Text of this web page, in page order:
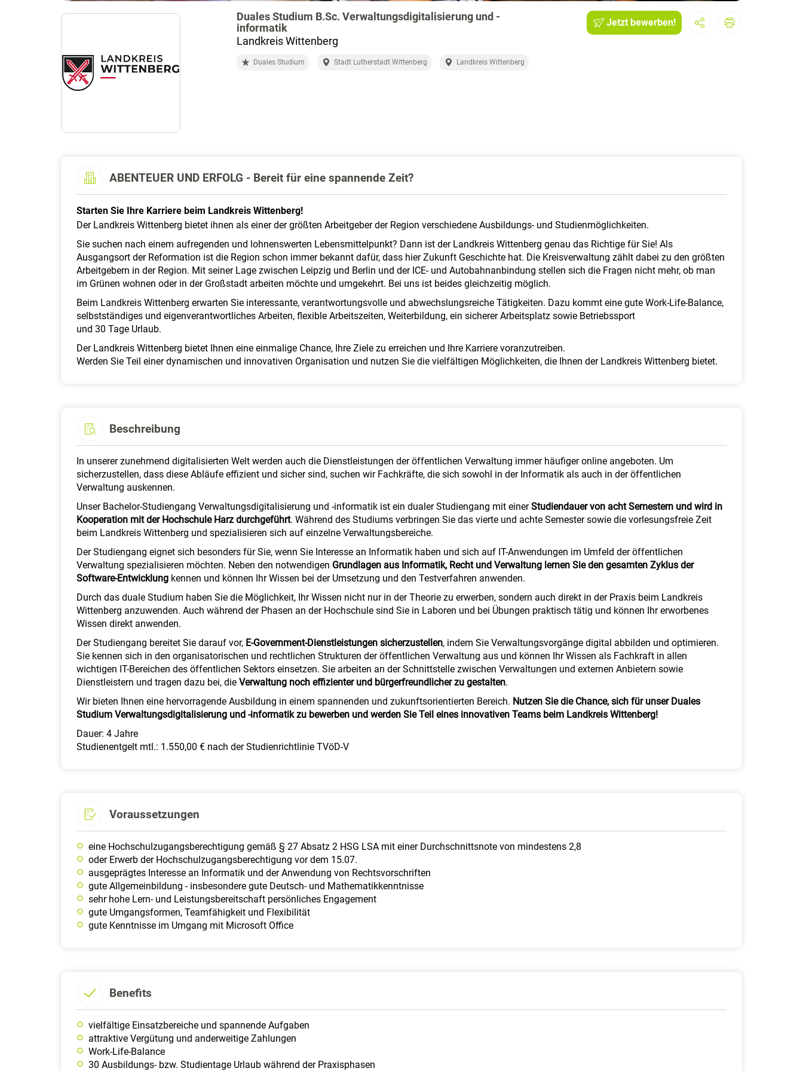
Duales Studium B.Sc. Verwaltungsdigitalisierung und -
informatik
Landkreis Wittenberg
Jetzt bewerben!
Duales Studium Stadt Lutherstadt Wittenberg Landkreis Wittenberg
ABENTEUER UND ERFOLG - Bereit für eine spannende Zeit?
Starten Sie Ihre Karriere beim Landkreis Wittenberg!
Der Landkreis Wittenberg bietet ihnen als einer der größten Arbeitgeber der Region verschiedene Ausbildungs- und Studienmöglichkeiten.
Sie suchen nach einem aufregenden und lohnenswerten Lebensmittelpunkt? Dann ist der Landkreis Wittenberg genau das Richtige für Sie! Als
Ausgangsort der Reformation ist die Region schon immer bekannt dafür, dass hier Zukunft Geschichte hat. Die Kreisverwaltung zählt dabei zu den größten
Arbeitgebern in der Region. Mit seiner Lage zwischen Leipzig und Berlin und der ICE- und Autobahnanbindung stellen sich die Fragen nicht mehr, ob man
im Grünen wohnen oder in der Großstadt arbeiten möchte und umgekehrt. Bei uns ist beides gleichzeitig möglich.
Beim Landkreis Wittenberg erwarten Sie interessante, verantwortungsvolle und abwechslungsreiche Tätigkeiten. Dazu kommt eine gute Work-Life-Balance,
selbstständiges und eigenverantwortliches Arbeiten, flexible Arbeitszeiten, Weiterbildung, ein sicherer Arbeitsplatz sowie Betriebssport
und 30 Tage Urlaub.
Der Landkreis Wittenberg bietet Ihnen eine einmalige Chance, Ihre Ziele zu erreichen und Ihre Karriere voranzutreiben.
Werden Sie Teil einer dynamischen und innovativen Organisation und nutzen Sie die vielfältigen Möglichkeiten, die Ihnen der Landkreis Wittenberg bietet.
Beschreibung
In unserer zunehmend digitalisierten Welt werden auch die Dienstleistungen der öffentlichen Verwaltung immer häufiger online angeboten. Um
sicherzustellen, dass diese Abläufe effizient und sicher sind, suchen wir Fachkräfte, die sich sowohl in der Informatik als auch in der öffentlichen
Verwaltung auskennen.
Unser Bachelor-Studiengang Verwaltungsdigitalisierung und -informatik ist ein dualer Studiengang mit einerStudiendauer von acht Semestern und wird in
Kooperation mit der Hochschule Harz durchgeführt. Während des Studiums verbringen Sie das vierte und achte Semester sowie die vorlesungsfreie Zeit
beim Landkreis Wittenberg und spezialisieren sich auf einzelne Verwaltungsbereiche.
Der Studiengang eignet sich besonders für Sie, wenn Sie Interesse an Informatik haben und sich auf IT-Anwendungen im Umfeld der öffentlichen
Verwaltung spezialisieren möchten. Neben den notwendigen Grundlagen aus Informatik, Recht und Verwaltung lernen Sie den gesamten Zyklus der
Software-Entwicklung kennen und können Ihr Wissen bei der Umsetzung und den Testverfahren anwenden.
Durch das duale Studium haben Sie die Möglichkeit, Ihr Wissen nicht nur in der Theorie zu erwerben, sondern auch direkt in der Praxis beim Landkreis
Wittenberg anzuwenden. Auch während der Phasen an der Hochschule sind Sie in Laboren und bei Übungen praktisch tätig und können Ihr erworbenes
Wissen direkt anwenden.
Der Studiengang bereitet Sie darauf vor, E-Government-Dienstleistungen sicherzustellen, indem Sie Verwaltungsvorgänge digital abbilden und optimieren.
Sie kennen sich in den organisatorischen und rechtlichen Strukturen der öffentlichen Verwaltung aus und können Ihr Wissen als Fachkraft in allen
wichtigen IT-Bereichen des öffentlichen Sektors einsetzen. Sie arbeiten an der Schnittstelle zwischen Verwaltungen und externen Anbietern sowie
Dienstleistern und tragen dazu bei, die Verwaltung noch effizienter und bürgerfreundlicher zu gestalten.
Wir bieten Ihnen eine hervorragende Ausbildung in einem spannenden und zukunftsorientierten Bereich. Nutzen Sie die Chance, sich für unser Duales
Studium Verwaltungsdigitalisierung und -informatik zu bewerben und werden Sie Teil eines innovativen Teams beim Landkreis Wittenberg!
Dauer: 4 Jahre
Studienentgelt mtl.: 1.550,00 € nach der Studienrichtlinie TVöD-V
Voraussetzungen
eine Hochschulzugangsberechtigung gemäß § 27 Absatz 2 HSG LSA mit einer Durchschnittsnote von mindestens 2,8
oder Erwerb der Hochschulzugangsberechtigung vor dem 15.07.
ausgeprägtes Interesse an Informatik und der Anwendung von Rechtsvorschriften
gute Allgemeinbildung - insbesondere gute Deutsch- und Mathematikkenntnisse
sehr hohe Lern- und Leistungsbereitschaft persönliches Engagement
gute Umgangsformen, Teamfähigkeit und Flexibilität
gute Kenntnisse im Umgang mit Microsoft Office
Benefits
vielfältige Einsatzbereiche und spannende Aufgaben
attraktive Vergütung und anderweitige Zahlungen
Work-Life-Balance
30 Ausbildungs- bzw. Studientage Urlaub während der Praxisphasen